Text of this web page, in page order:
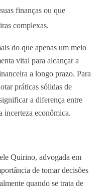
finanças ou que
complexas.
do que apenas um meio
vital para alcançar a
a longo prazo. Para
práticas sólidas de
a diferença entre
incerteza econômica.
Quirino, advogada em
de tomar decisões
quando se trata de